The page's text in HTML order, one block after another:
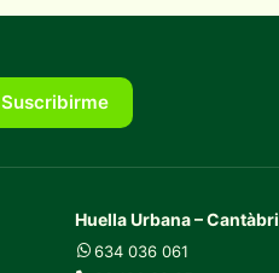
Suscribirme
Huella Urbana –
634 036 061